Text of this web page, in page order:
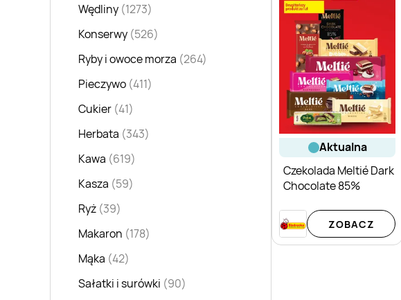
Wędliny (1273)
Konserwy (526)
Ryby i owoce morza (264)
Pieczywo (411)
Cukier (41)
Herbata (343)
Kawa (619)
Kasza (59)
Ryż (39)
Makaron (178)
Mąka (42)
Sałatki i surówki (90)
aktualna
Czekolada Meltié Dark
Chocolate 85%
ZOBACZ